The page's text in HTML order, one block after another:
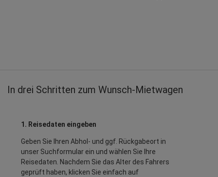
In drei Schritten zum Wunsch-Mietwagen
1. Reisedaten eingeben
Geben Sie Ihren Abhol- und ggf. Rückgabeort in
unser Suchformular ein und wählen Sie Ihre
Reisedaten. Nachdem Sie das Alter des Fahrers
geprüft haben, klicken Sie einfach auf